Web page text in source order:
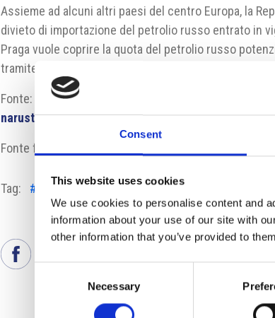
Consent
This website uses cookies
We use cookies to personalise content and
information about your use of our site with
other information that you’ve provided to
Necessary
Assieme ad alcuni altri paesi del centro Europa, la
divieto di importazione del petrolio russo entrato in
Praga vuole coprire la quota del petrolio russo
tramite l’oleodotto Transalpino che parte da Trieste.
Fonte:
https://www.irozhlas.cz/ekonomika/ruska-
narust_2309111243_har
Fonte fotografia: MERO
Tag: #oleodotto #petrolio russo